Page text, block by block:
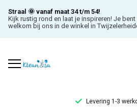
Straal 🌞 vanaf maat 34 t/m 54!
Kijk rustig rond en laat je inspireren! Je
welkom bij ons in de winkel in
Levering 1-3